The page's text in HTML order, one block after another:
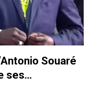
Souaré
ses…